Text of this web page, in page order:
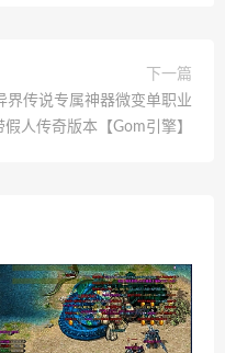
下一篇
界传说专属神器微变单职业
假人传奇版本【Gom引擎】